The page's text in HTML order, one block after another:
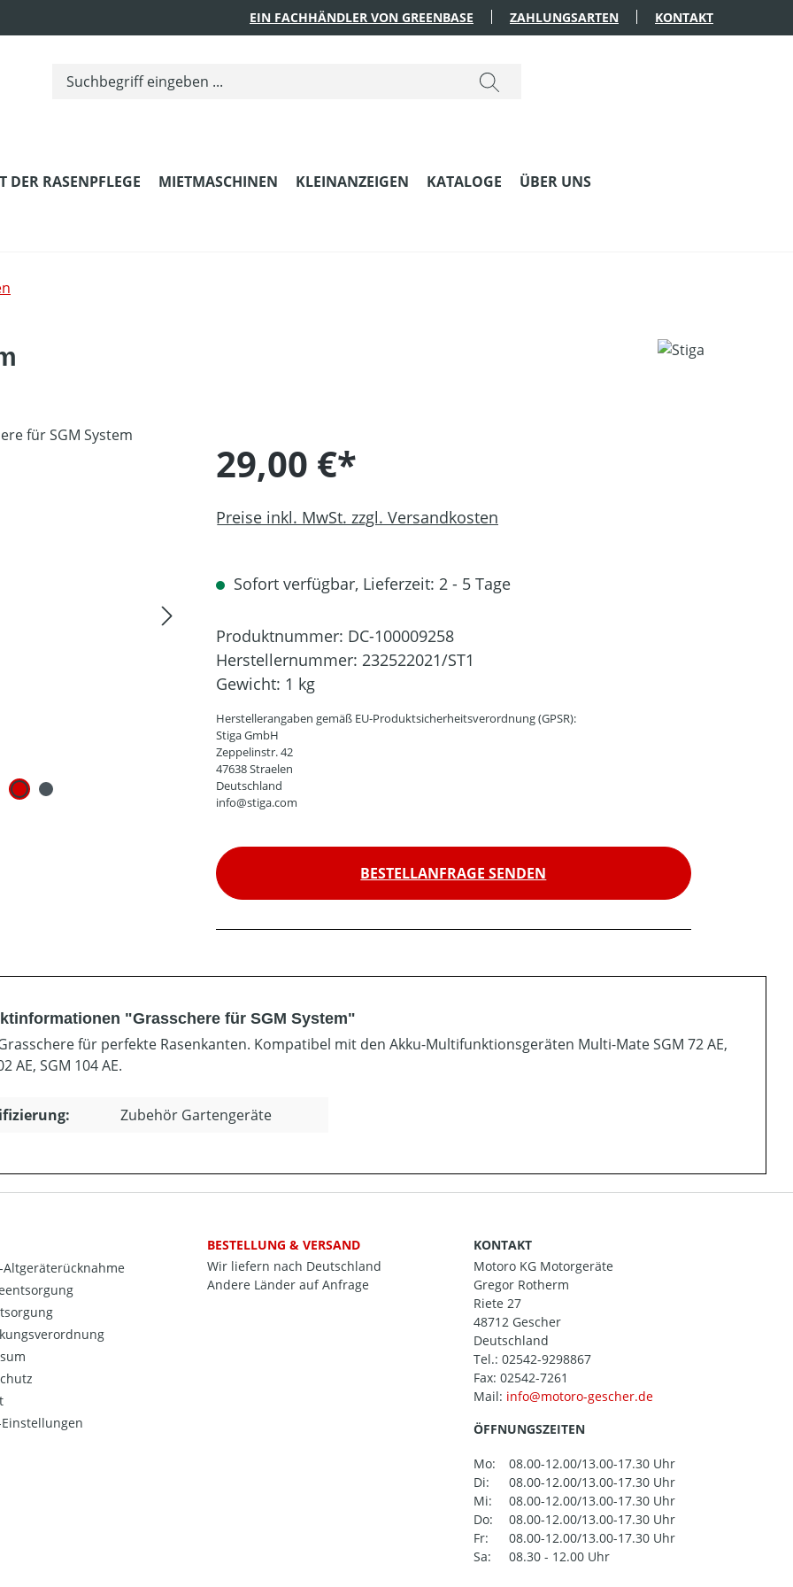
EIN FACHHÄNDLER VON GREENBASE ZAHLUNGSARTEN KONTAKT
DER RASENPFLEGE MIETMASCHINEN KLEINANZEIGEN KATALOGE ÜBER UNS
29,00 €*
Preise inkl. MwSt. zzgl. Versandkosten
Sofort verfügbar, Lieferzeit: 2 - 5 Tage
Produktnummer: DC-100009258
Herstellernummer: 232522021/ST1
Gewicht: 1 kg
Herstellerangaben gemäß EU-Produktsicherheitsverordnung (GPSR):
Stiga GmbH
Zeppelinstr. 42
47638 Straelen
Deutschland
info@stiga.com
BESTELLANFRAGE SENDEN
"Grasschere für SGM System"
für perfekte Rasenkanten. Kompatibel mit den Akku-Multifunktionsgeräten Multi-Mate SGM 72 AE,
AE, SGM 104 AE.
Zubehör Gartengeräte
Altgeräterücknahme
Einstellungen
BESTELLUNG & VERSAND
Wir liefern nach Deutschland
Andere Länder auf Anfrage
KONTAKT
Motoro KG Motorgeräte
Gregor Rotherm
Riete 27
48712 Gescher
Deutschland
Tel.: 02542-9298867
Fax: 02542-7261
Mail:
ÖFFNUNGSZEITEN
Mo:
08.00-12.00/13.00-17.30 Uhr
Di:
08.00-12.00/13.00-17.30 Uhr
Mi:
08.00-12.00/13.00-17.30 Uhr
Do:
08.00-12.00/13.00-17.30 Uhr
Fr:
08.00-12.00/13.00-17.30 Uhr
Sa:
08.30 - 12.00 Uhr